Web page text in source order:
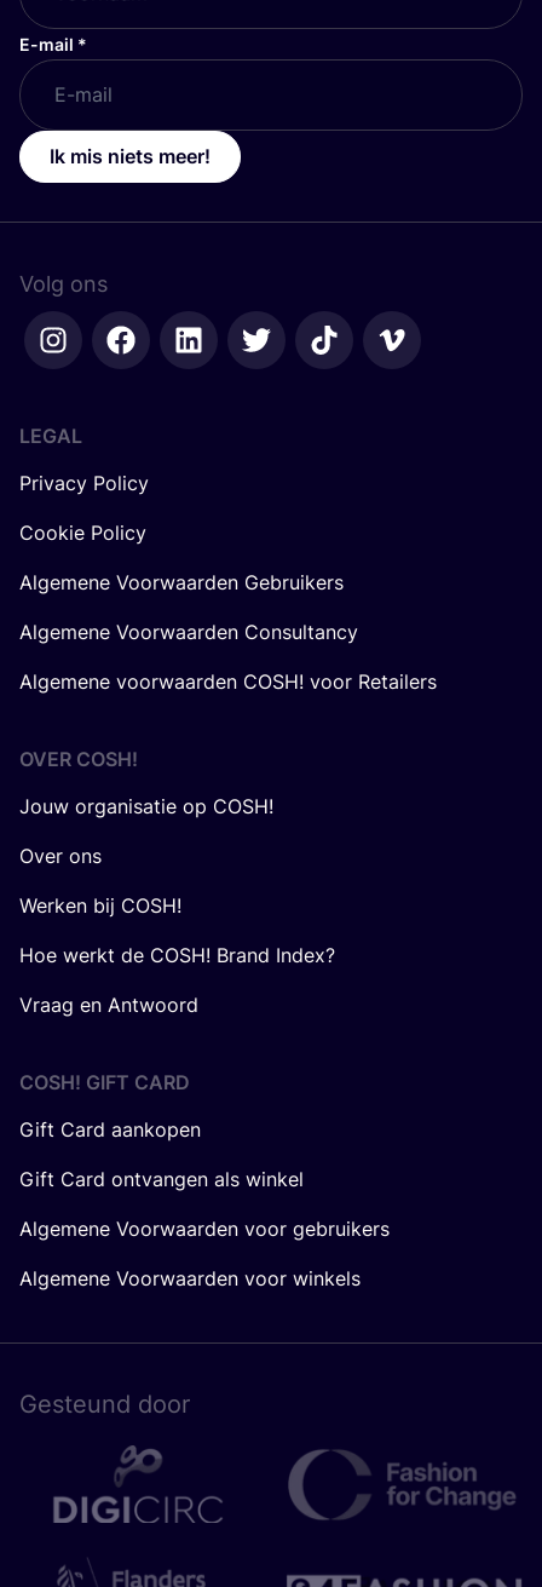
E-mail *
Ik mis niets meer!
Volg ons
LEGAL
Privacy Policy
Cookie Policy
Algemene Voorwaarden Gebruikers
Algemene Voorwaarden Consultancy
Algemene voorwaarden COSH! voor Retailers
OVER COSH!
Jouw organisatie op COSH!
Over ons
Werken bij COSH!
Hoe werkt de COSH! Brand Index?
Vraag en Antwoord
COSH! GIFT CARD
Gift Card aankopen
Gift Card ontvangen als winkel
Algemene Voorwaarden voor gebruikers
Algemene Voorwaarden voor winkels
Gesteund door